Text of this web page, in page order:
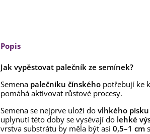
Begonie plnokvětá žlutá -
Begonia superba -...
Eukalyptus Baby Blue -
Blahovičník - Eukalyptus...
Popis
Jak vypěstovat palečník ze semínek?
Semena palečníku čínského potřebují ke
pomáhá aktivovat růstové procesy.
Semena se nejprve uloží do vlhkého písku
uplynutí této doby se vysévají do lehké
vrstva substrátu by měla být asi 0,5–1 cm